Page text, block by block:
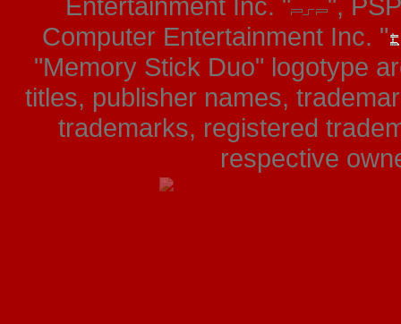
Entertainment Inc. "
",
Computer Entertainment Inc. "
"Memory Stick Duo" logotype
titles, publisher names,
trademarks, registered
respective